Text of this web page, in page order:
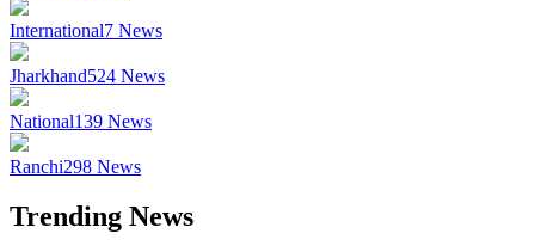
International7 News
Jharkhand524 News
National139 News
Ranchi298 News
Trending News